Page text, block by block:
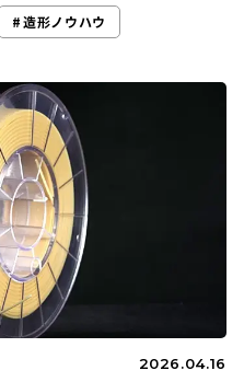
造形ノウハウ
2026.04.16